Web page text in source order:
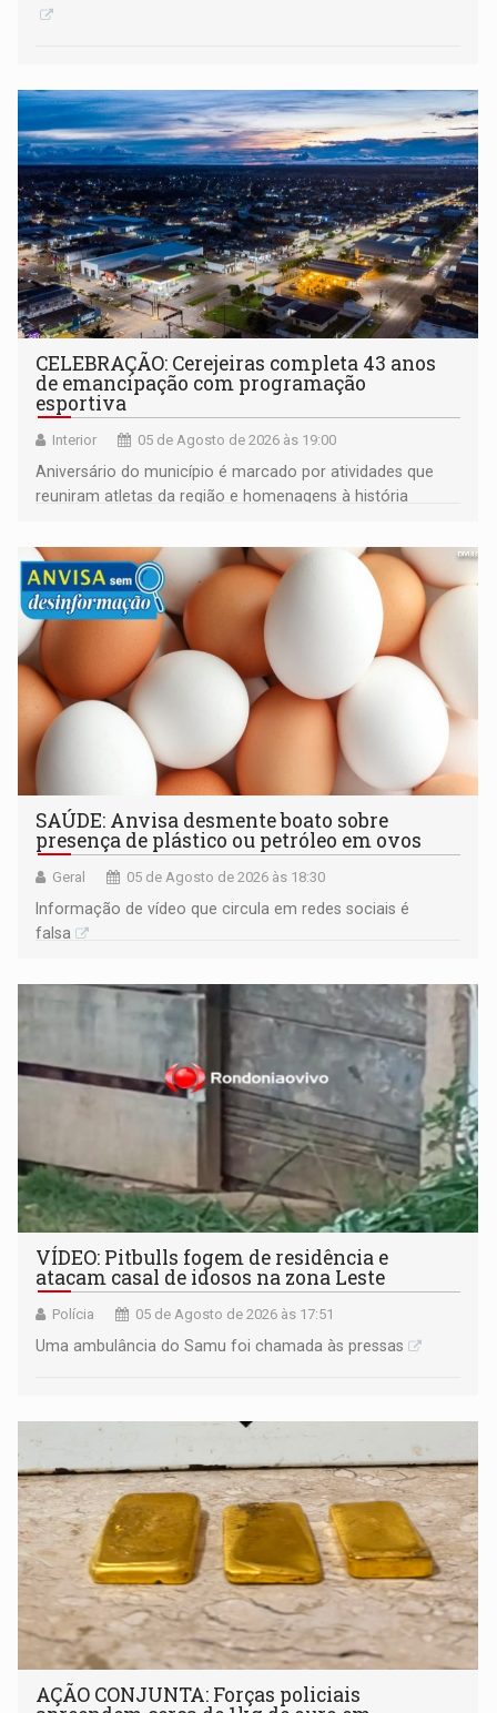
CELEBRAÇÃO: Cerejeiras completa 43 anos
de emancipação com programação
esportiva
Interior 05 de Agosto de 2026 às 19:00
Aniversário do município é marcado por atividades que
reuniram atletas da região e homenagens à história
SAÚDE: Anvisa desmente boato sobre
presença de plástico ou petróleo em ovos
Geral 05 de Agosto de 2026 às 18:30
Informação de vídeo que circula em redes sociais é
falsa
VÍDEO: Pitbulls fogem de residência e
atacam casal de idosos na zona Leste
Polícia 05 de Agosto de 2026 às 17:51
Uma ambulância do Samu foi chamada às pressas
AÇÃO CONJUNTA: Forças policiais